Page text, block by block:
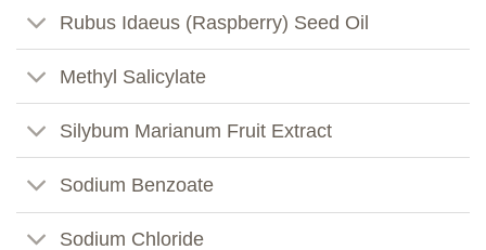
Rubus Idaeus (Raspberry) Seed Oil
Methyl Salicylate
Silybum Marianum Fruit Extract
Sodium Benzoate
Sodium Chloride